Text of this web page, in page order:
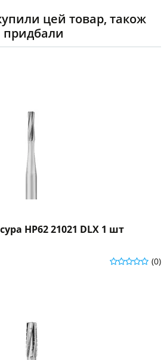
цей товар, також
придбали
HP62 21021 DLX 1 шт
(0)